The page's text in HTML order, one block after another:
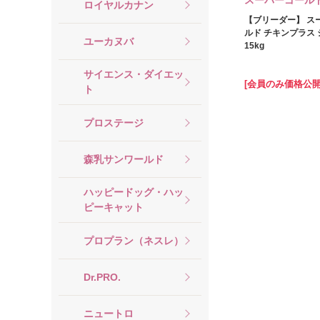
ロイヤルカナン
ユーカヌバ
サイエンス・ダイエッ
ト
プロステージ
森乳サンワールド
ハッピードッグ・ハッ
ピーキャット
プロプラン（ネスレ）
Dr.PRO.
ニュートロ
【ブリーダー】 ス
ルド チキンプラス
15kg
[会員のみ価格公